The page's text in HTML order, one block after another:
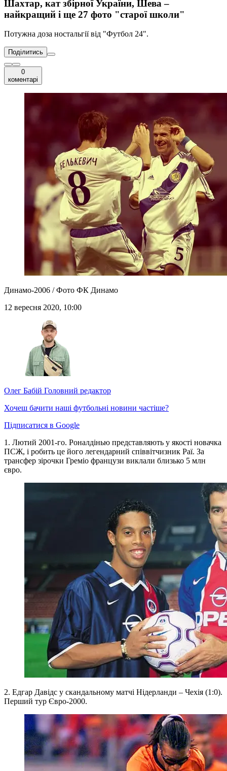
Шахтар, кат збірної України, Шева –
найкращий і ще 27 фото "старої школи"
Потужна доза ностальгії від "Футбол 24".
Поділитись
0
коментарі
Динамо-2006 / Фото ФК Динамо
12 вересня 2020, 10:00
Олег Бабій Головний редактор
Хочеш бачити наші футбольні новини частіше?
Підписатися в Google
1. Лютий 2001-го. Роналдінью представляють у якості новачка
ПСЖ, і робить це його легендарний співвітчизник Раї. За
трансфер зірочки Греміо французи виклали близько 5 млн
євро.
2. Едгар Давідс у скандальному матчі Нідерланди – Чехія (1:0).
Перший тур Євро-2000.